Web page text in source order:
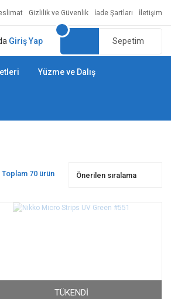
Gizlilik ve Güvenlik İade Şartları İletişim
Giriş Yap Sepetim
Yüzme ve Dalış
Toplam 70 ürün
TÜKENDI